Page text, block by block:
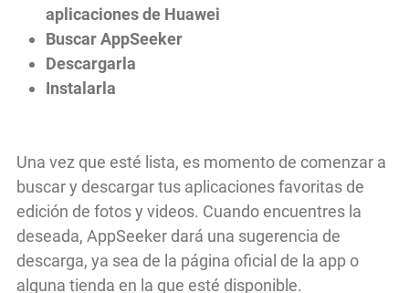
aplicaciones de Huawei
Buscar AppSeeker
Descargarla
Instalarla
Una vez que esté lista, es momento de comenzar a
buscar y descargar tus aplicaciones favoritas de
edición de fotos y videos. Cuando encuentres la
deseada, AppSeeker dará una sugerencia de
descarga, ya sea de la página oficial de la app o
alguna tienda en la que esté disponible.